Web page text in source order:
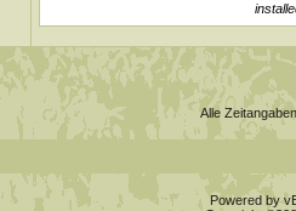
Alle
Powered by